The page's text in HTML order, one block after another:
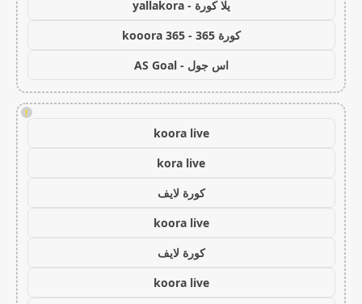
يلا كورة - yallakora
كورة 365 - kooora 365
اس جول - AS Goal
!
koora live
kora live
كورة لايف
koora live
كورة لايف
koora live